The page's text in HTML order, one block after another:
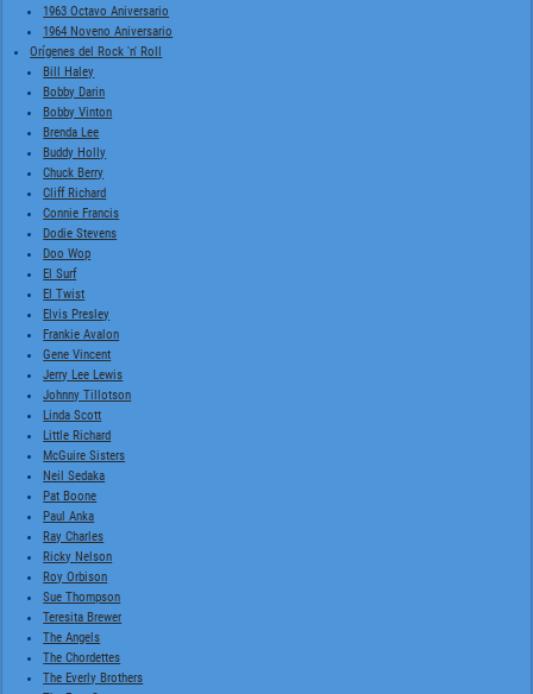
1963 Octavo Aniversario
1964 Noveno Aniversario
Orígenes del Rock 'n' Roll
Bill Haley
Bobby Darin
Bobby Vinton
Brenda Lee
Buddy Holly
Chuck Berry
Cliff Richard
Connie Francis
Dodie Stevens
Doo Wop
El Surf
El Twist
Elvis Presley
Frankie Avalon
Gene Vincent
Jerry Lee Lewis
Johnny Tillotson
Linda Scott
Little Richard
McGuire Sisters
Neil Sedaka
Pat Boone
Paul Anka
Ray Charles
Ricky Nelson
Roy Orbison
Sue Thompson
Teresita Brewer
The Angels
The Chordettes
The Everly Brothers